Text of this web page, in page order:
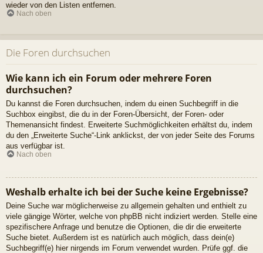
wieder von den Listen entfernen.
Nach oben
Die Foren durchsuchen
Wie kann ich ein Forum oder mehrere Foren
durchsuchen?
Du kannst die Foren durchsuchen, indem du einen Suchbegriff in die
Suchbox eingibst, die du in der Foren-Übersicht, der Foren- oder
Themenansicht findest. Erweiterte Suchmöglichkeiten erhältst du, indem
du den „Erweiterte Suche“-Link anklickst, der von jeder Seite des Forums
aus verfügbar ist.
Nach oben
Weshalb erhalte ich bei der Suche keine Ergebnisse?
Deine Suche war möglicherweise zu allgemein gehalten und enthielt zu
viele gängige Wörter, welche von phpBB nicht indiziert werden. Stelle eine
spezifischere Anfrage und benutze die Optionen, die dir die erweiterte
Suche bietet. Außerdem ist es natürlich auch möglich, dass dein(e)
Suchbegriff(e) hier nirgends im Forum verwendet wurden. Prüfe ggf. die